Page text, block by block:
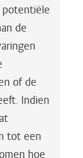
de
of de
Indien
tot een
hoe